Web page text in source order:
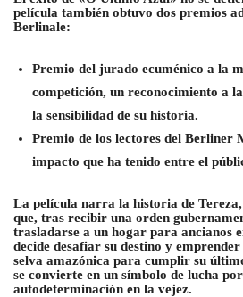
película también obtuvo dos premios
Berlinale:
Premio del jurado ecuménico a la
competición, un reconocimiento a
la sensibilidad de su historia.
Premio de los lectores del Berliner
impacto que ha tenido entre el
La película narra la historia de
que, tras recibir una orden
trasladarse a un hogar para ancianos
decide desafiar su destino y
selva amazónica para cumplir su
se convierte en un símbolo de lucha
autodeterminación en la vejez.